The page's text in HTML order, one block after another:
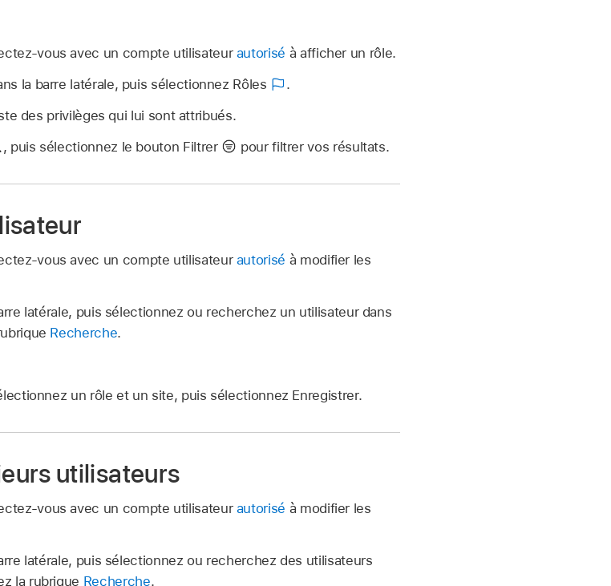
avec un compte utilisateurautorisé à afficher un rôle.
la barre latérale, puis sélectionnez Rôles
.
des privilèges qui lui sont attribués.
, puis sélectionnez le bouton Filtrer pour filtrer vos résultats.
avec un compte utilisateurautorisé à modifier les
latérale, puis sélectionnez ou recherchez un utilisateur dans
Recherche.
un rôle et un site, puis sélectionnez Enregistrer.
utilisateurs
avec un compte utilisateurautorisé à modifier les
latérale, puis sélectionnez ou recherchez des utilisateurs
la rubrique Recherche.